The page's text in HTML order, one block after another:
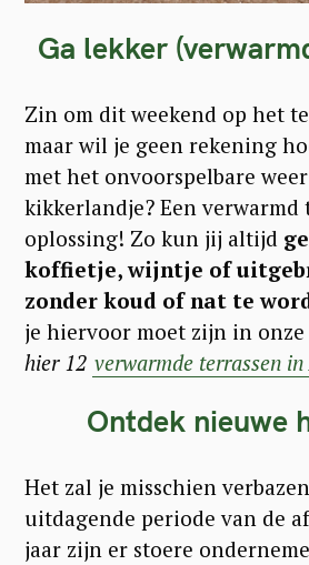
Ga lekker
Zin om dit weekend op het
maar wil je geen rekening
met het onvoorspelbare
kikkerlandje? Een verwarmd
oplossing! Zo kun jij altijd
koffietje, wijntje of
zonder koud of nat te
je hiervoor moet zijn in
hier 12 verwarmde terrassen
Ontdek nieuwe
Het zal je misschien
uitdagende periode van de
jaar zijn er stoere